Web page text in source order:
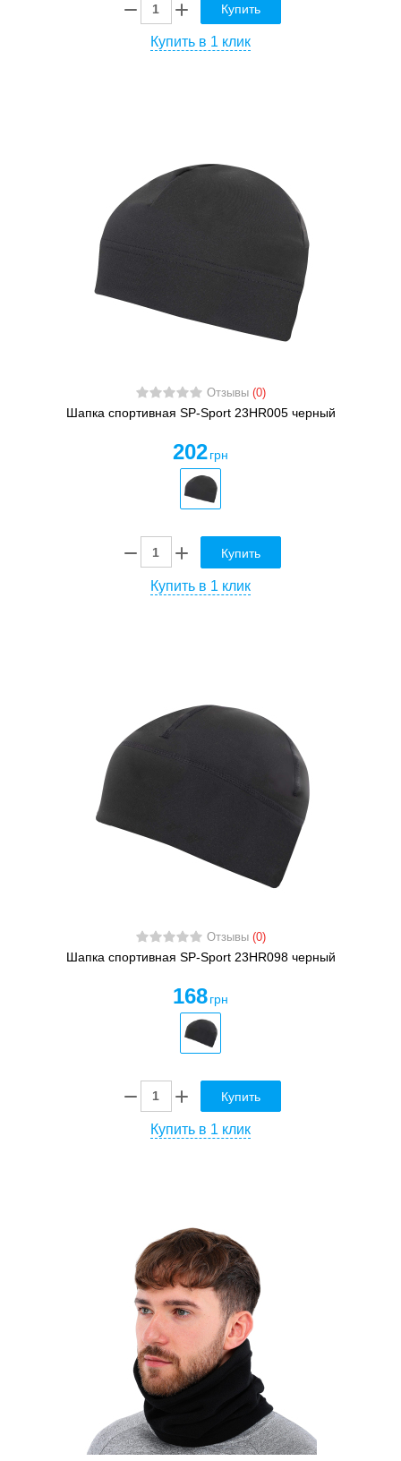
Купить
Купить в 1 клик
Отзывы (0)
Шапка спортивная SP-Sport 23HR005 черный
202 грн
Купить
Купить в 1 клик
Отзывы (0)
Шапка спортивная SP-Sport 23HR098 черный
168 грн
Купить
Купить в 1 клик